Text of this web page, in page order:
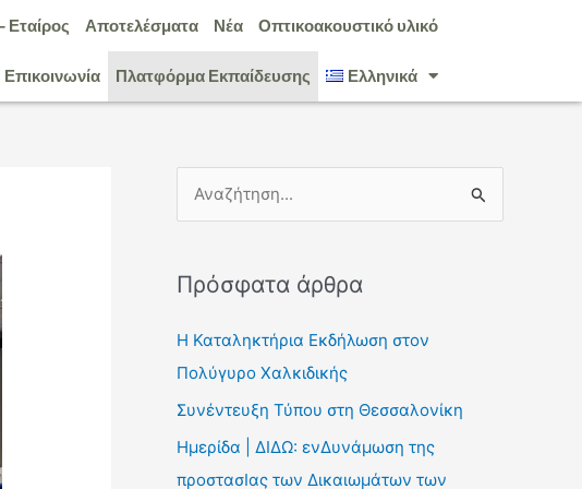
Εταίρος Αποτελέσματα Νέα Οπτικοακουστικό υλικό
Επικοινωνία Πλατφόρμα Εκπαίδευσης Ελληνικά
ζ
ή
τ
η
Πρόσφατα άρθρα
Η Καταληκτήρια Εκδήλωση στον
Πολύγυρο Χαλκιδικής
Συνέντευξη Τύπου στη Θεσσαλονίκη
Ημερίδα | ΔΙΔΩ: ενΔυνάμωση της
προστασΙας των Δικαιωμάτων των